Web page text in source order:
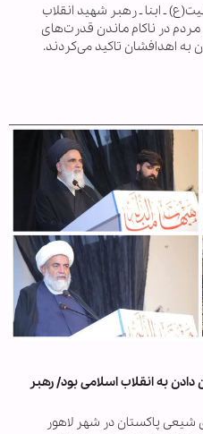
ـ ابنا ـ رهبر شهید انقلاب
در ناکام ماندن قدرت‌های
به اهدافشان تاکید می‌کردند.
به انقلاب اسلامی بود/ رهبر
پاکستان در شهر لاهور